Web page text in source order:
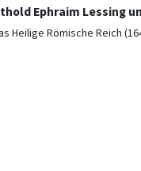
Ephraim Lessing
Heilige Römische Reich